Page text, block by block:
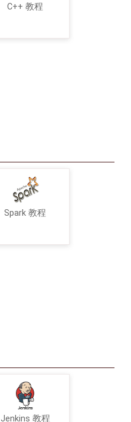
C++ 教程
Spark 教程
Jenkins 教程